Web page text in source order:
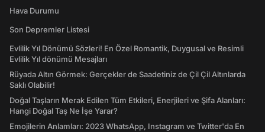
Hava Durumu
Son Depremler Listesi
Evlilik Yıl Dönümü Sözleri! En Özel Romantik, Duygusal ve Resimli
Evlilik Yıl dönümü Mesajları
Rüyada Altın Görmek: Gerçekler de Saadetiniz de Çil Çil Altınlarda
Saklı Olabilir!
Doğal Taşların Merak Edilen Tüm Etkileri, Enerjileri ve Şifa Alanları:
Hangi Doğal Taş Ne İşe Yarar?
Emojilerin Anlamları: 2023 WhatsApp, Instagram ve Twitter'da En